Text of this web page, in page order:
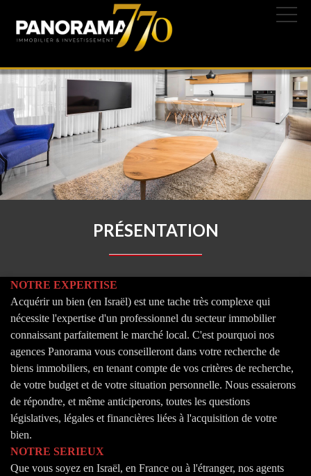
PRÉSENTATION
NOTRE EXPERTISE
Acquérir un bien (en Israël) est une tache très complexe qui
nécessite l'expertise d'un professionnel du secteur immobilier
connaissant parfaitement le marché local. C'est pourquoi nos
agences Panorama vous conseilleront dans votre recherche de
biens immobiliers, en tenant compte de vos critères de recherche,
de votre budget et de votre situation personnelle. Nous essaierons
de répondre, et même anticiperons, toutes les questions
législatives, légales et financières liées à l'acquisition de votre
bien.
NOTRE SERIEUX
Que vous soyez en Israël, en France ou à l'étranger, nos agents